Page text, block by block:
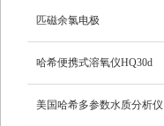
匹磁余氯电极
哈希便携式溶氧仪HQ30d
美国哈希多参数水质分析仪